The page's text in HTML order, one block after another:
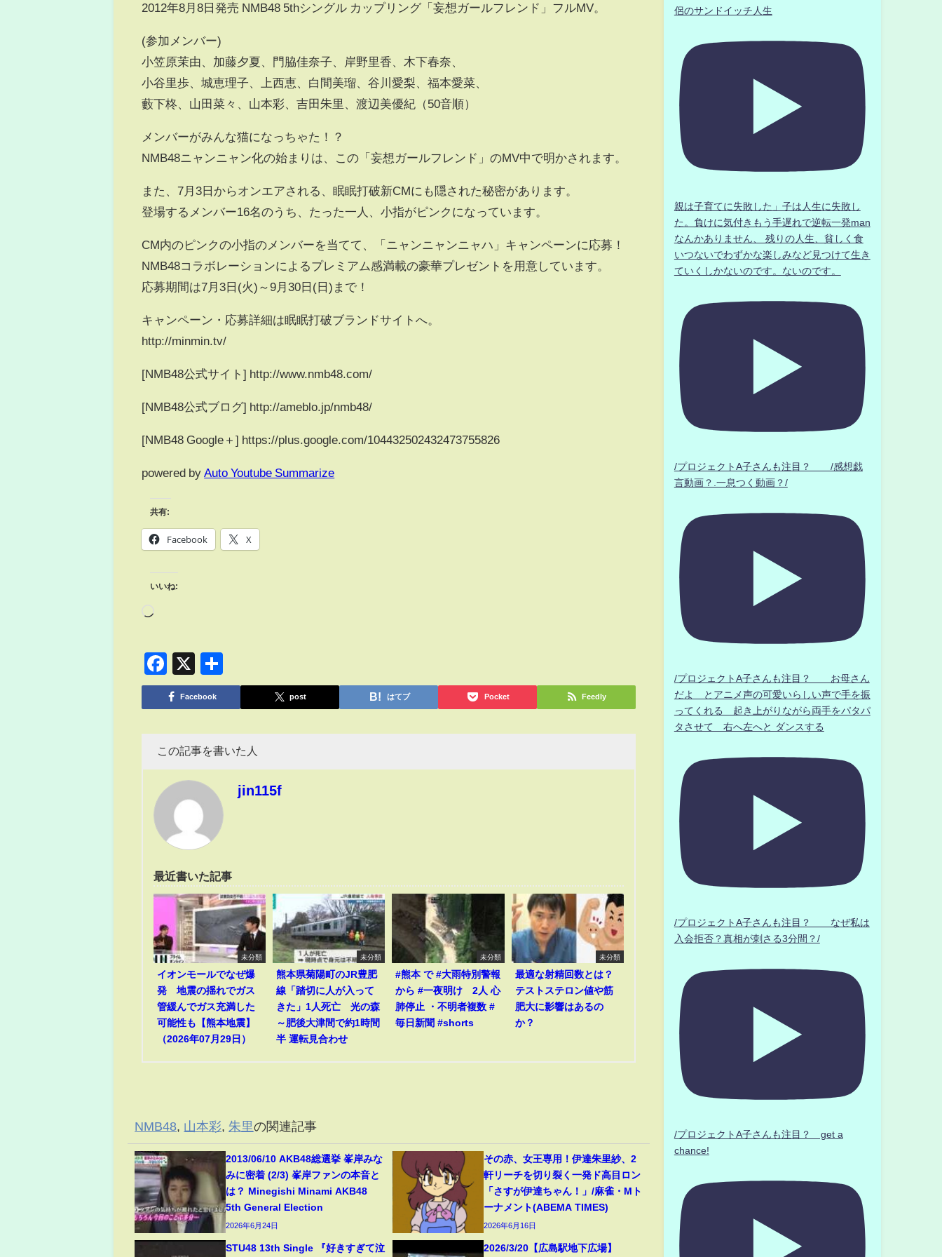
2012年8月8日発売 NMB48 5thシングル カップリング「妄想ガールフレンド」フルMV。
(参加メンバー)
小笠原茉由、加藤夕夏、門脇佳奈子、岸野里香、木下春奈、
小谷里歩、城恵理子、上西恵、白間美瑠、谷川愛梨、福本愛菜、
藪下柊、山田菜々、山本彩、吉田朱里、渡辺美優紀（50音順）
メンバーがみんな猫になっちゃた！？
NMB48ニャンニャン化の始まりは、この「妄想ガールフレンド」のMV中で明かされます。
また、7月3日からオンエアされる、眠眠打破新CMにも隠された秘密があります。
登場するメンバー16名のうち、たった一人、小指がピンクになっています。
CM内のピンクの小指のメンバーを当てて、「ニャンニャンニャハ」キャンペーンに応募！
NMB48コラボレーションによるプレミアム感満載の豪華プレゼントを用意しています。
応募期間は7月3日(火)～9月30日(日)まで！
キャンペーン・応募詳細は眠眠打破ブランドサイトへ。
http://minmin.tv/
[NMB48公式サイト] http://www.nmb48.com/
[NMB48公式ブログ] http://ameblo.jp/nmb48/
[NMB48 Google＋] https://plus.google.com/104432502432473755826
powered by Auto Youtube Summarize
共有:
Facebook X
いいね:
Facebook
X
有
Facebook post はてブ Pocket Feedly
この記事を書いた人
jin115f
最近書いた記事
未分類
イオンモールでなぜ爆
発 地震の揺れでガス
管緩んでガス充満した
可能性も【熊本地震】
（2026年07月29日）
未分類
熊本県菊陽町のJR豊肥
線「踏切に人が入って
きた」1人死亡 光の森
～肥後大津間で約1時間
半 運転見合わせ
未分類
#熊本 で #大雨特別警報
から #一夜明け 2人 心
肺停止 ・不明者複数 #
毎日新聞 #shorts
未分類
最適な射精回数とは？
テストステロン値や筋
肥大に影響はあるの
か？
NMB48, 山本彩, 朱里の関連記事
2013/06/10 AKB48総選挙 峯岸みな
みに密着 (2/3) 峯岸ファンの本音と
は？ Minegishi Minami AKB48
5th General Election
2026年6月24日
その赤、女王専用！伊達朱里紗、2
軒リーチを切り裂く一発ド高目ロン
「さすが伊達ちゃん！」/麻雀・Mト
ーナメント(ABEMA TIMES)
2026年6月16日
STU48 13th Single 『好きすぎて泣 2026/3/20【広島駅地下広場】
侶のサンドイッチ人生
親は子育てに失敗した」子は人生に失敗し
た。負けに気付きもう手遅れで逆転一発man
なんかありません、 残りの人生、貧しく食
いつないでわずかな楽しみなど見つけて生き
ていくしかないのです。ないのです。
/プロジェクトA子さんも注目？ /感想戯
言動画？.一息つく動画？/
/プロジェクトA子さんも注目？ お母さん
だよ とアニメ声の可愛いらしい声で手を振
ってくれる 起き上がりながら両手をパタパ
タさせて 右へ左へと ダンスする
/プロジェクトA子さんも注目？ なぜ私は
入会拒否？真相が刺さる3分間？/
/プロジェクトA子さんも注目？ get a
chance!